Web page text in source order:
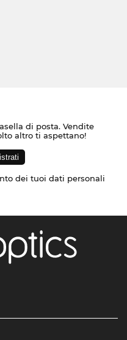
di posta. Vendite
altro ti aspettano!
dei tuoi dati personali